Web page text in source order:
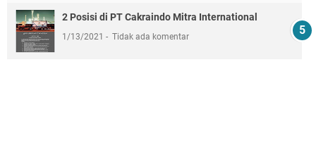
2 Posisi di PT Cakraindo Mitra International
1/13/2021 Tidak ada komentar